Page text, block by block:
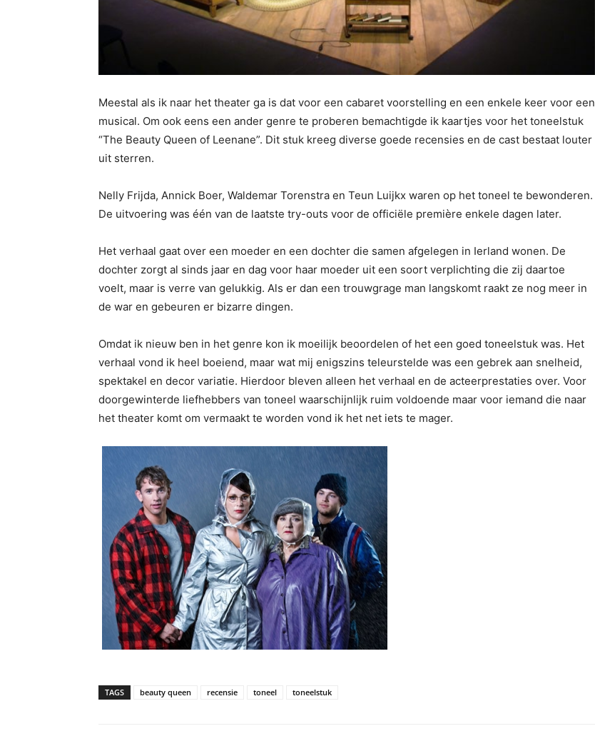
Meestal als ik naar het theater ga is dat voor een cabaret voorstelling en een enkele keer voor een
musical. Om ook eens een ander genre te proberen bemachtigde ik kaartjes voor het toneelstuk
“The Beauty Queen of Leenane”. Dit stuk kreeg diverse goede recensies en de cast bestaat louter
uit sterren.
Nelly Frijda, Annick Boer, Waldemar Torenstra en Teun Luijkx waren op het toneel te bewonderen.
De uitvoering was één van de laatste try-outs voor de officiële première enkele dagen later.
Het verhaal gaat over een moeder en een dochter die samen afgelegen in Ierland wonen. De
dochter zorgt al sinds jaar en dag voor haar moeder uit een soort verplichting die zij daartoe
voelt, maar is verre van gelukkig. Als er dan een trouwgrage man langskomt raakt ze nog meer in
de war en gebeuren er bizarre dingen.
Omdat ik nieuw ben in het genre kon ik moeilijk beoordelen of het een goed toneelstuk was. Het
verhaal vond ik heel boeiend, maar wat mij enigszins teleurstelde was een gebrek aan snelheid,
spektakel en decor variatie. Hierdoor bleven alleen het verhaal en de acteerprestaties over. Voor
doorgewinterde liefhebbers van toneel waarschijnlijk ruim voldoende maar voor iemand die naar
het theater komt om vermaakt te worden vond ik het net iets te mager.
TAGS beauty queen recensie toneel toneelstuk